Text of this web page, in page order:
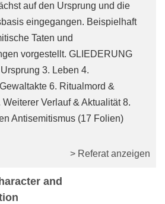
auf den Ursprung und die
eingegangen. Beispielhaft
Taten und
vorgestellt. GLIEDERUNG
3. Leben 4.
6. Ritualmord &
Verlauf & Aktualität 8.
Antisemitismus (17 Folien)
> Referat anzeigen
and